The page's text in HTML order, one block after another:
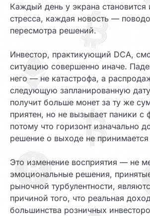
Каждый день у экрана становится
стресса, каждая новость —
пересмотра решений.
Инвестор, практикующий DCA,
ситуацию совершенно иначе.
него — не катастрофа, а
следующую запланированную
получит больше монет за ту же
приятен, но не вызывает паники
потому что горизонт изначально
решение о выходе не
Это изменение восприятия — не
эмоциональные решения,
рыночной турбулентности,
причиной того, что реальная
большинства розничных